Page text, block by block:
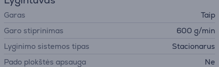
Garas
Taip
Garo stiprinimas
600 g/min
Lyginimo sistemos tipas
Stacionarus
Pado plokštės apsauga
Ne